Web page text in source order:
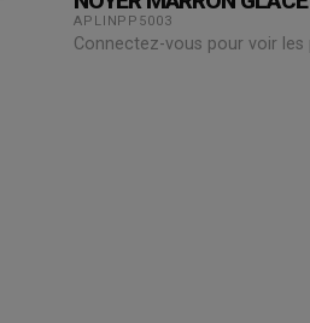
APLINPP5003
Connectez-vous pour voir les